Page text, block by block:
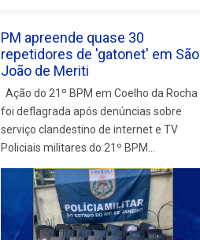
PM apreende quase 30
repetidores de 'gatonet' em São
João de Meriti
Ação do 21º BPM em Coelho da Rocha
foi deflagrada após denúncias sobre
serviço clandestino de internet e TV
Policiais militares do 21º BPM...